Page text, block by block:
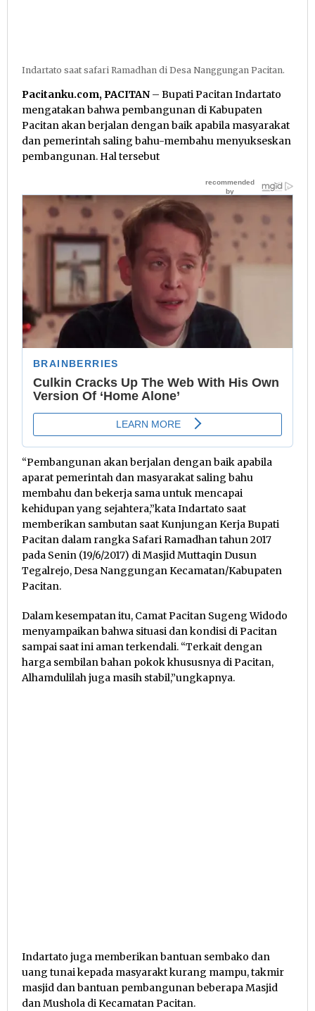
Indartato saat safari Ramadhan di Desa Nanggungan Pacitan.
Pacitanku.com, PACITAN – Bupati Pacitan Indartato
mengatakan bahwa pembangunan di Kabupaten
Pacitan akan berjalan dengan baik apabila masyarakat
dan pemerintah saling bahu-membahu menyukseskan
pembangunan. Hal tersebut
“Pembangunan akan berjalan dengan baik apabila
aparat pemerintah dan masyarakat saling bahu
membahu dan bekerja sama untuk mencapai
kehidupan yang sejahtera,”kata Indartato saat
memberikan sambutan saat Kunjungan Kerja Bupati
Pacitan dalam rangka Safari Ramadhan tahun 2017
pada Senin (19/6/2017) di Masjid Muttaqin Dusun
Tegalrejo, Desa Nanggungan Kecamatan/Kabupaten
Pacitan.
Dalam kesempatan itu, Camat Pacitan Sugeng Widodo
menyampaikan bahwa situasi dan kondisi di Pacitan
sampai saat ini aman terkendali. “Terkait dengan
harga sembilan bahan pokok khususnya di Pacitan,
Alhamdulilah juga masih stabil,”ungkapnya.
Indartato juga memberikan bantuan sembako dan
uang tunai kepada masyarakt kurang mampu, takmir
masjid dan bantuan pembangunan beberapa Masjid
dan Mushola di Kecamatan Pacitan.